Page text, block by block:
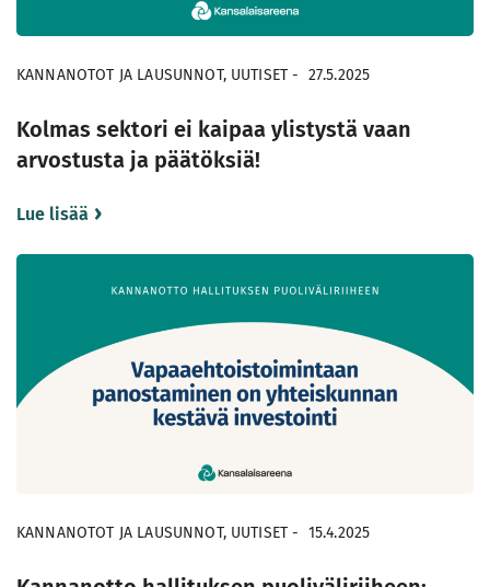
KANNANOTOT JA LAUSUNNOT, UUTISET - 27.5.2025
Kolmas sektori ei kaipaa ylistystä vaan
arvostusta ja päätöksiä!
Lue lisää
KANNANOTOT JA LAUSUNNOT, UUTISET - 15.4.2025